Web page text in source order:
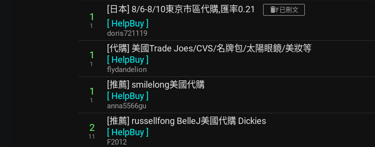
1
1
[日本] 8/6-8/10東京市區代購,匯率0.21 已刪文
[ HelpBuy]
doris721119
1
1
[代購] 美國Trade Joes/CVS/名牌包/太陽眼鏡/美妝等
[ HelpBuy]
flydandelion
1
1
[推薦] smilelong美國代購
[ HelpBuy]
anna5566gu
2
11
[推薦] russellfong BelleJ美國代購 Dickies
[ HelpBuy]
F2012